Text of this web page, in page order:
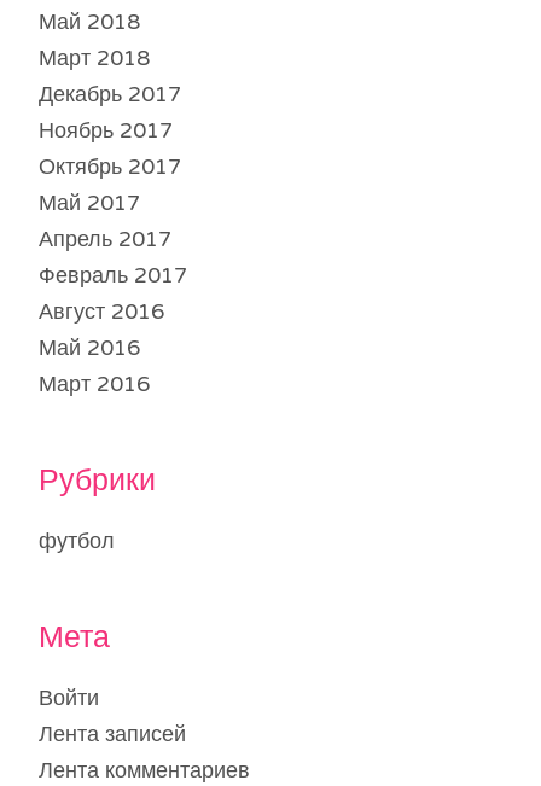
Май 2018
Март 2018
Декабрь 2017
Ноябрь 2017
Октябрь 2017
Май 2017
Апрель 2017
Февраль 2017
Август 2016
Май 2016
Март 2016
Рубрики
футбол
Мета
Войти
Лента записей
Лента комментариев